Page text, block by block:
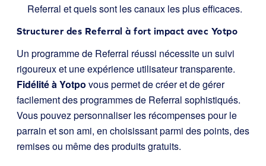
Referral et quels sont les canaux les plus efficaces.
Structurer des Referral à fort impact avec Yotpo
Un programme de Referral réussi nécessite un suivi
rigoureux et une expérience utilisateur transparente.
Fidélité à Yotpo vous permet de créer et de gérer
facilement des programmes de Referral sophistiqués.
Vous pouvez personnaliser les récompenses pour le
parrain et son ami, en choisissant parmi des points, des
remises ou même des produits gratuits.